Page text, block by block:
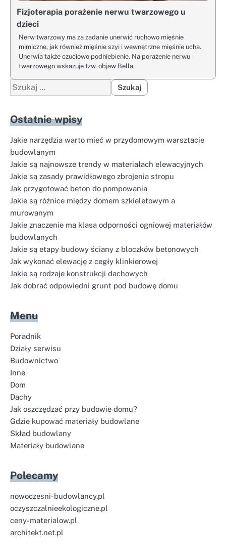
Fizjoterapia porażenie nerwu twarzowego u
dzieci
Nerw twarzowy ma za zadanie unerwić ruchowo mięśnie
mimiczne, jak również mięśnie szyi i wewnętrzne mięśnie ucha.
Unerwia także czuciowo podniebienie. Na porażenie nerwu
twarzowego wskazuje tzw. objaw Bella.
Szukaj:
Ostatnie wpisy
Jakie narzędzia warto mieć w przydomowym warsztacie
budowlanym
Jakie są najnowsze trendy w materiałach elewacyjnych
Jakie są zasady prawidłowego zbrojenia stropu
Jak przygotować beton do pompowania
Jakie są różnice między domem szkieletowym a
murowanym
Jakie znaczenie ma klasa odporności ogniowej materiałów
budowlanych
Jakie są etapy budowy ściany z bloczków betonowych
Jak wykonać elewację z cegły klinkierowej
Jakie są rodzaje konstrukcji dachowych
Jak dobrać odpowiedni grunt pod budowę domu
Menu
Poradnik
Działy serwisu
Budownictwo
Inne
Dom
Dachy
Jak oszczędzać przy budowie domu?
Gdzie kupować materiały budowlane
Skład budowlany
Materiały budowlane
Polecamy
nowoczesni-budowlancy.pl
oczyszczalnieekologiczne.pl
ceny-materialow.pl
architekt.net.pl